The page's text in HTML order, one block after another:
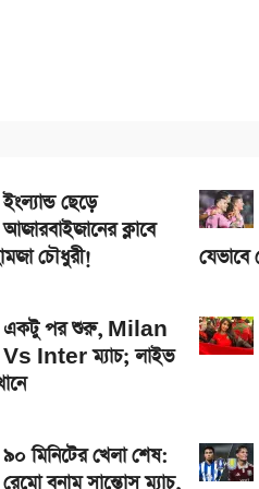
ইংল্যান্ড ছেড়ে
আজারবাইজানের ক্লাবে
চৌধুরী!
একটু পর শুরু, Milan
Vs Inter ম্যাচ; লাইভ
৯০ মিনিটের খেলা শেষ:
রেমো বনাম সান্তোস ম্যাচ,